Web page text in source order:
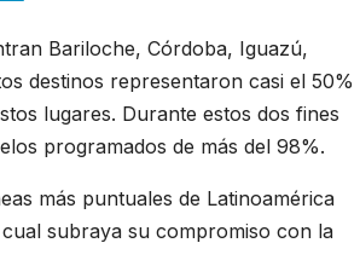
Bariloche, Córdoba, Iguazú,
destinos representaron casi el 50%
lugares. Durante estos dos fines
programados de más del 98%.
más puntuales de Latinoamérica
subraya su compromiso con la